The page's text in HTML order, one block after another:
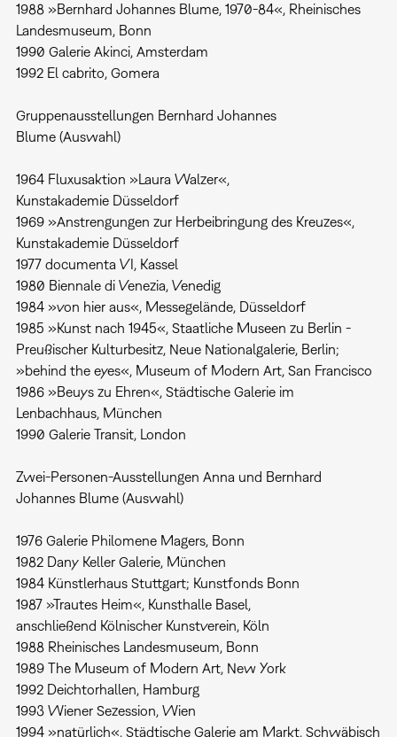
1988 »Bernhard Johannes Blume, 1970-84«, Rheinisches
Landesmuseum, Bonn
1990 Galerie Akinci, Amsterdam
1992 El cabrito, Gomera
Gruppenausstellungen Bernhard Johannes
Blume (Auswahl)
1964 Fluxusaktion »Laura Walzer«,
Kunstakademie Düsseldorf
1969 »Anstrengungen zur Herbeibringung des Kreuzes«,
Kunstakademie Düsseldorf
1977 documenta VI, Kassel
1980 Biennale di Venezia, Venedig
1984 »von hier aus«, Messegelände, Düsseldorf
1985 »Kunst nach 1945«, Staatliche Museen zu Berlin -
Preußischer Kulturbesitz, Neue Nationalgalerie, Berlin;
»behind the eyes«, Museum of Modern Art, San Francisco
1986 »Beuys zu Ehren«, Städtische Galerie im
Lenbachhaus, München
1990 Galerie Transit, London
Zwei-Personen-Ausstellungen Anna und Bernhard
Johannes Blume (Auswahl)
1976 Galerie Philomene Magers, Bonn
1982 Dany Keller Galerie, München
1984 Künstlerhaus Stuttgart; Kunstfonds Bonn
1987 »Trautes Heim«, Kunsthalle Basel,
anschließend Kölnischer Kunstverein, Köln
1988 Rheinisches Landesmuseum, Bonn
1989 The Museum of Modern Art, New York
1992 Deichtorhallen, Hamburg
1993 Wiener Sezession, Wien
1994 »natürlich«, Städtische Galerie am Markt, Schwäbisch